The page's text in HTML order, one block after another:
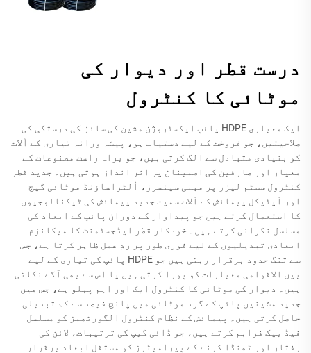
درست قطر اور دیوار کی
موٹائی کا کنٹرول
ایک معیاری HDPE پائپ ایکسٹروژن مشین کی سائز کی درستگی کی
صلاحیتیں، جو فروخت کے لیے دستیاب ہو، پیشہ ورانہ تیاری کے آلات
کو بنیادی متبادل سے الگ کرتی ہیں، جو براہ راست مصنوعات کے
معیار اور صارفین کی اطمینان پر اثر انداز ہوتی ہیں۔ جدید قطر
کنٹرول سسٹم لیزر پر مبنی سینسرز، اُلٹراساؤنڈ موٹائی گیج
اور آپٹیکل پیمائش کے آلات سمیت جدید پیمائش کی ٹیکنالوجیوں
کا استعمال کرتے ہیں جو پیداوار کے دوران پائپ کے ابعاد کی
مسلسل نگرانی کرتے ہیں۔ خودکار قطر ایڈجسٹمنٹ کا میکانزم
ابعادی تبدیلیوں کے لیے فوری طور پر ردِ عمل ظاہر کرتا ہے، جس
سے تنگ حدود برقرار رہتی ہیں جو HDPE پائپ کی تیاری کے لیے
بین الاقوامی معیارات کو پورا کرتی ہیں یا اس سے بھی آگے نکلتی
ہیں۔ دیوار کی موٹائی کا کنٹرول ایک اور اہم پہلو ہے، جس میں
جدید مشینیں پائپ کے گرد موٹائی میں پانچ فیصد سے کم تبدیلی
حاصل کرتی ہیں۔ پیمائش کے نظام کنٹرول الگورتھمز کو مسلسل
فیڈ بیک فراہم کرتے ہیں، جو ڈائی گیپ کی ترتیبات، لائن کی
رفتار اور ٹھنڈا کرنے کے پیرامیٹرز کو مستقل ابعاد برقرار